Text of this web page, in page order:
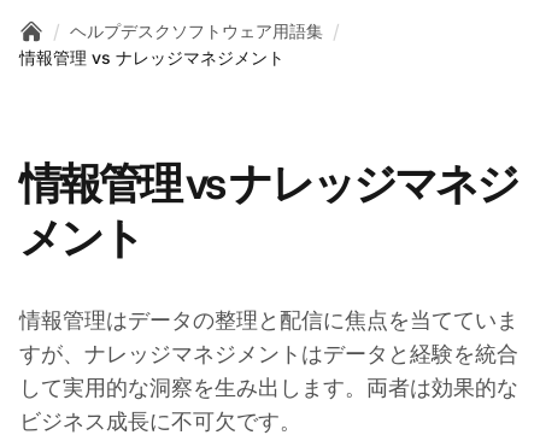
Home
/ ヘルプデスクソフトウェア用語集 /
情報管理 vs ナレッジマネジメント
情報管理 vs ナレッジマネジ
メント
情報管理はデータの整理と配信に焦点を当てていま
すが、ナレッジマネジメントはデータと経験を統合
して実用的な洞察を生み出します。両者は効果的な
ビジネス成長に不可欠です。